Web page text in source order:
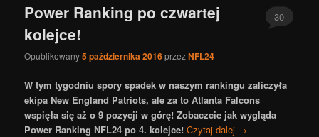
Power Ranking po czwartej
kolejce!
Opublikowany5 października 2016przezNFL24
30
W tym tygodniu spory spadek w naszym rankingu zaliczyła
ekipa New England Patriots, ale za to Atlanta Falcons
wspięła się aż o 9 pozycji w górę! Zobaczcie jak wygląda
Power Ranking NFL24 po 4. kolejce! Czytaj dalej →